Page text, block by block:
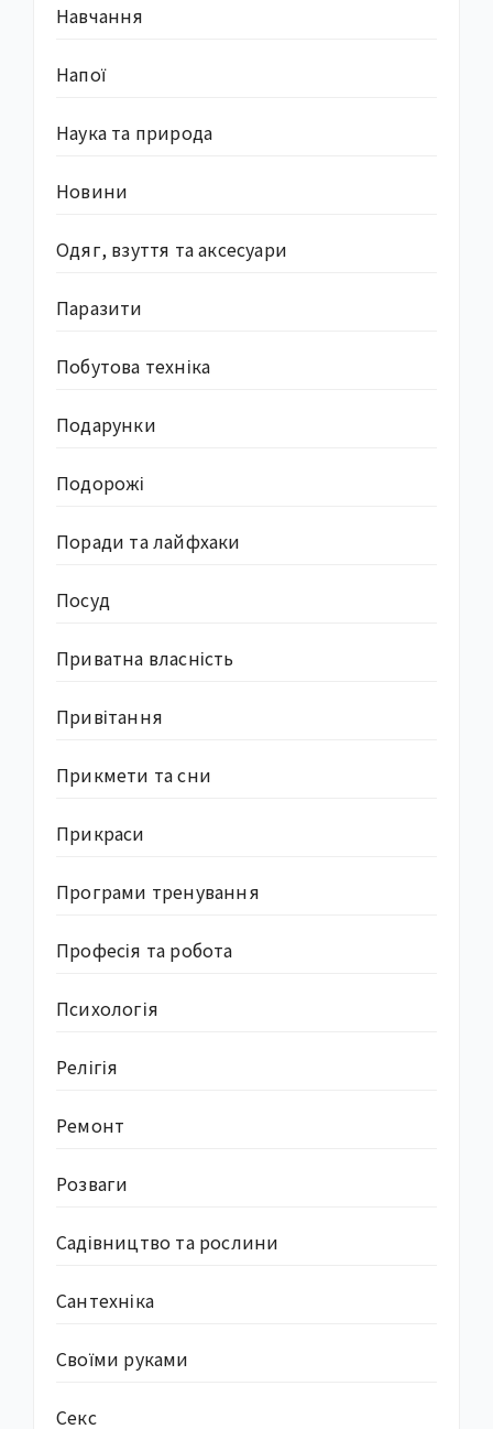
Навчання
Напої
Наука та природа
Новини
Одяг, взуття та аксесуари
Паразити
Побутова техніка
Подарунки
Подорожі
Поради та лайфхаки
Посуд
Приватна власність
Привітання
Прикмети та сни
Прикраси
Програми тренування
Професія та робота
Психологія
Релігія
Ремонт
Розваги
Садівництво та рослини
Сантехніка
Своїми руками
Секс